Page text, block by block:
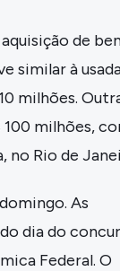
de
similar à
milhões.
100 milhões,
no Rio de
As
dia do
Federal. O